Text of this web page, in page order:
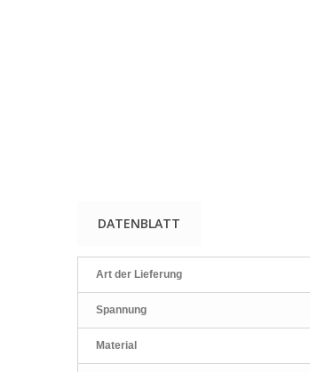
DATENBLATT
Art der Lieferung
Spannung
Material